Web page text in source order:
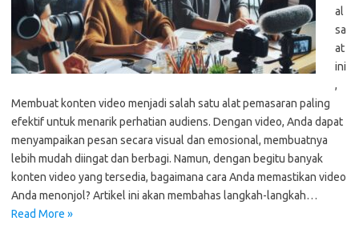
al
sa
at
ini
,
Membuat konten video menjadi salah satu alat pemasaran paling
efektif untuk menarik perhatian audiens. Dengan video, Anda dapat
menyampaikan pesan secara visual dan emosional, membuatnya
lebih mudah diingat dan berbagi. Namun, dengan begitu banyak
konten video yang tersedia, bagaimana cara Anda memastikan video
Anda menonjol? Artikel ini akan membahas langkah-langkah…
Read More »